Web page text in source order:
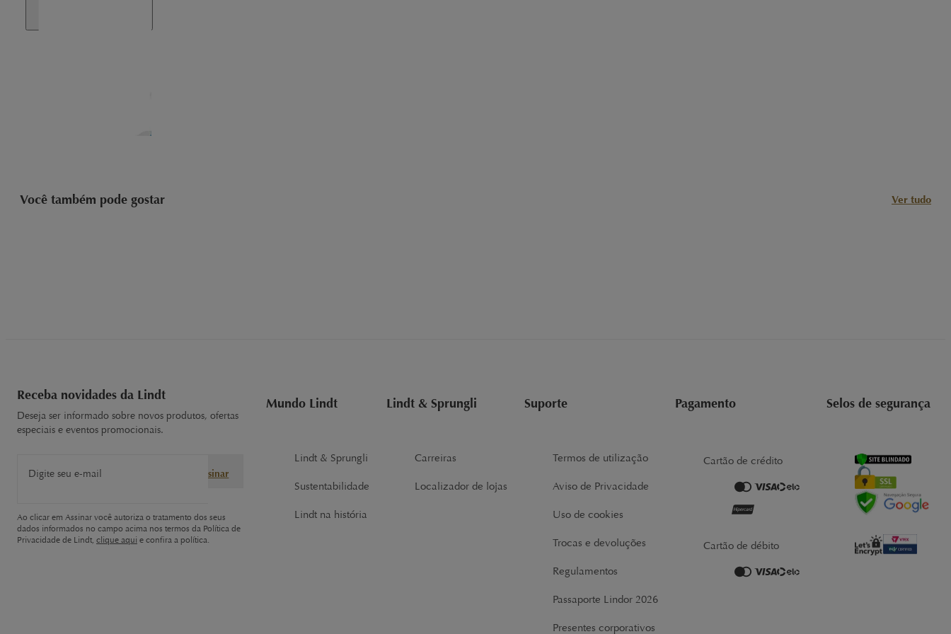
Você também pode gostar Ver tudo
Receba novidades da Lindt
Deseja ser informado sobre novos produtos, ofertas
especiais e eventos promocionais.
Digite seu e-mail Assinar
Ao clicar em Assinar você autoriza o tratamento dos seus
dados informados no campo acima nos termos da Política de
Privacidade de Lindt, clique aqui e confira a política.
Mundo Lindt
Lindt & Sprungli
Sustentabilidade
Lindt na história
Lindt & Sprungli
Carreiras
Localizador de lojas
Suporte
Termos de utilização
Aviso de Privacidade
Uso de cookies
Trocas e devoluções
Regulamentos
Passaporte Lindor 2026
Presentes corporativos
Pagamento
Cartão de crédito
Cartão de débito
Selos de segurança